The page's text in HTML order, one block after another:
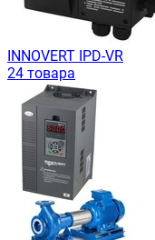
INNOVERT IРD-VR
24 товара